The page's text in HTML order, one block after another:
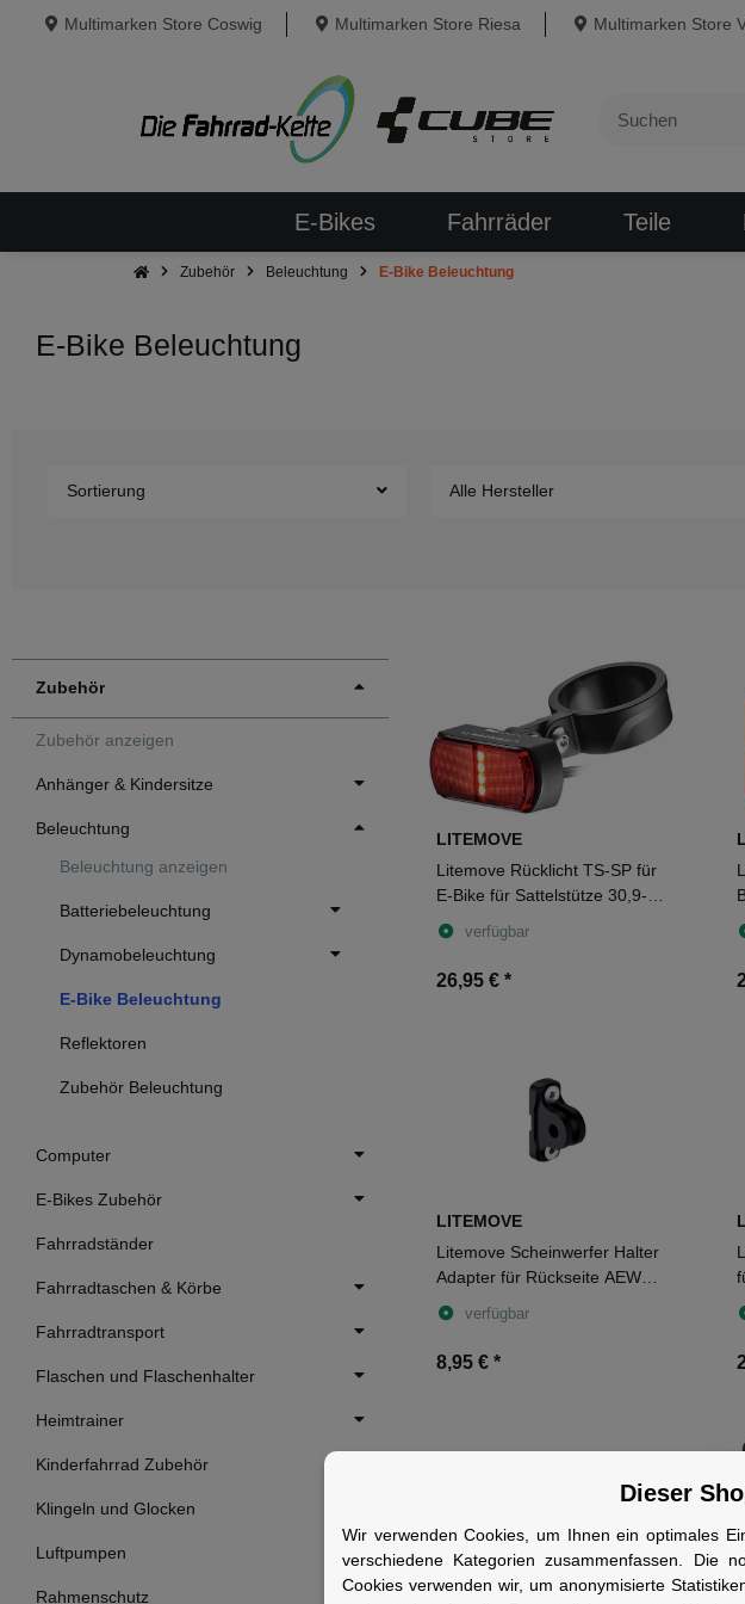
Multimarken Store Coswig Multimarken Store Riesa Multimarken Store
E-Bikes Fahrräder Teile
Zubehör Beleuchtung E-Bike Beleuchtung
E-Bike Beleuchtung
Sortierung Alle Hersteller
Zubehör
Zubehör anzeigen
Anhänger & Kindersitze
Beleuchtung
Beleuchtung anzeigen
Batteriebeleuchtung
Dynamobeleuchtung
E-Bike Beleuchtung
Reflektoren
Zubehör Beleuchtung
Computer
E-Bikes Zubehör
Fahrradständer
Fahrradtaschen & Körbe
Fahrradtransport
Flaschen und Flaschenhalter
Heimtrainer
Kinderfahrrad Zubehör
Klingeln und Glocken
Luftpumpen
Rahmenschutz
LITEMOVE
Litemove Rücklicht TS-SP für
E-Bike für Sattelstütze 30,9-
31,6 mm
verfügbar
26,95 € *
LITEMOVE
Litemove Scheinwerfer Halter
Adapter für Rückseite AEW
Serie schwarz
verfügbar
8,95 € *
Dieser
Wir verwenden Cookies, um Ihnen ein optimales
verschiedene Kategorien zusammenfassen. Die
Cookies verwenden wir, um anonymisierte